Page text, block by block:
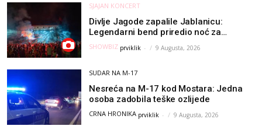
SJAJAN KONCERT
Divlje Jagode zapalile Jablanicu:
Legendarni bend priredio noć za
pamćenje
SHOWBIZ prviklik - 9 Augusta, 2026
SUDAR NA M-17
Nesreća na M-17 kod Mostara: Jedna
osoba zadobila teške ozlijede
CRNA HRONIKA prviklik - 9 Augusta, 2026